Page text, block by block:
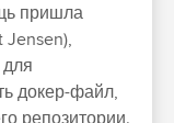
пришла
Jensen),
докер-файл,